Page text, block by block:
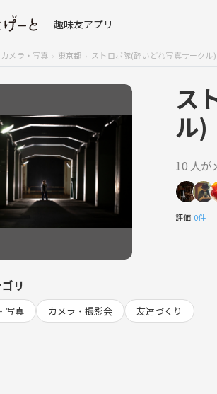
趣味友アプリ
カメラ・写真 東京都 ストロボ隊(酔いどれ写真サークル)
ス
ル)
10 人が
評価 0件
リ
写真 カメラ・撮影会 友達づくり